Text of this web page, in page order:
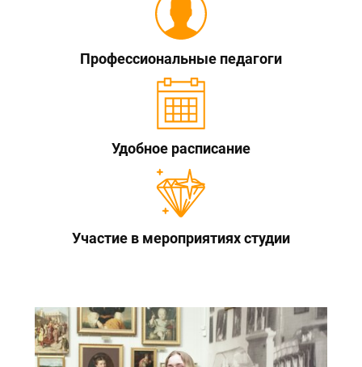
Профессиональные педагоги
Удобное расписание
Участие в мероприятиях студии